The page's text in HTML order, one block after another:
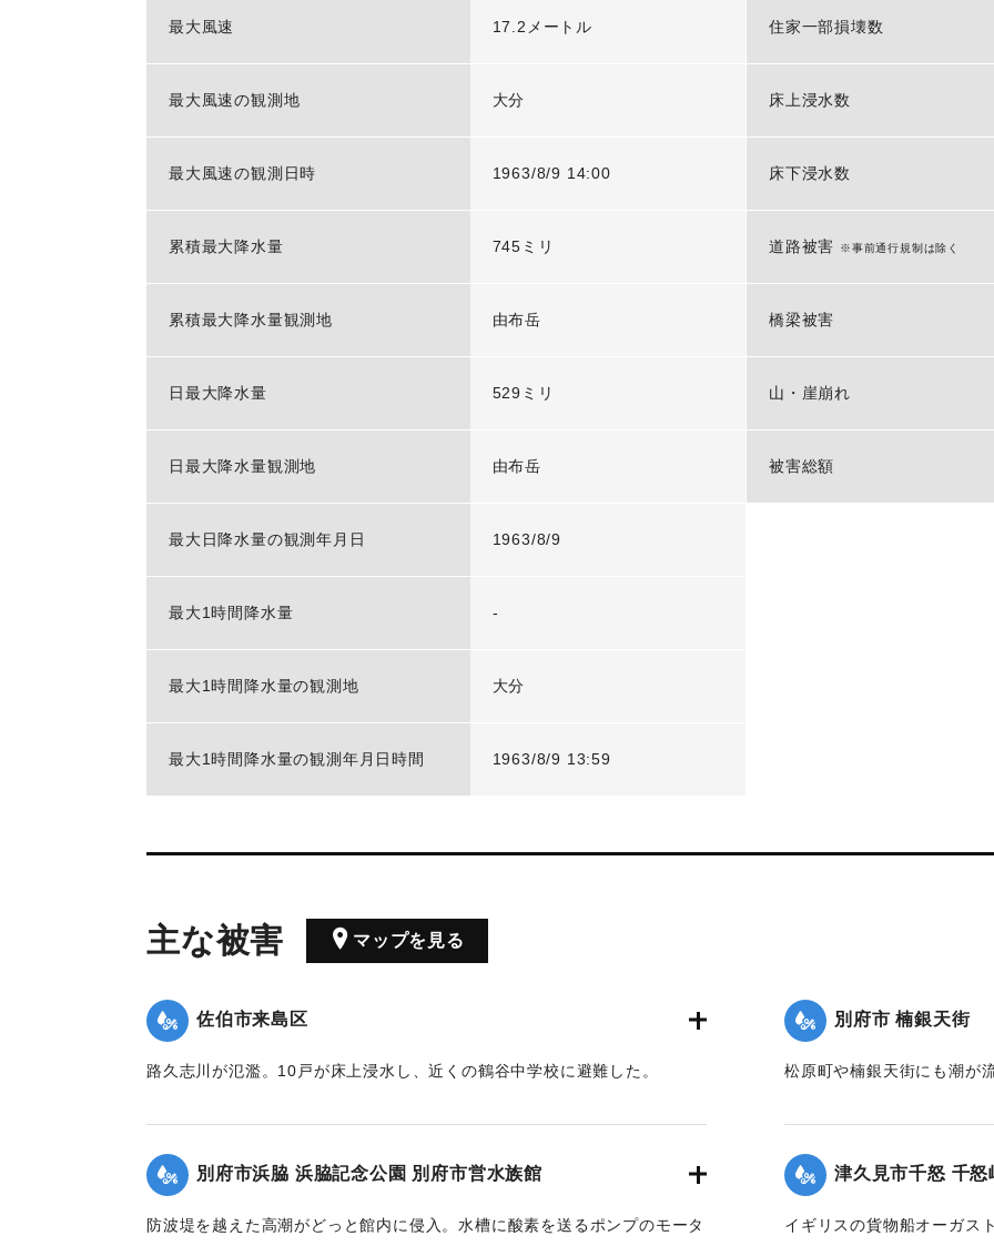
最大風速 17.2メートル
最大風速の観測地 大分
最大風速の観測日時 1963/8/9 14:00
累積最大降水量 745ミリ
累積最大降水量観測地 由布岳
日最大降水量 529ミリ
日最大降水量観測地 由布岳
最大日降水量の観測年月日 1963/8/9
最大1時間降水量 -
最大1時間降水量の観測地 大分
最大1時間降水量の観測年月日時間 1963/8/9 13:59
住家一部損壊数
床上浸水数
床下浸水数
道路被害 ※事前通行規制は除く
橋梁被害
山・崖崩れ
被害総額
主な被害 マップを見る
佐伯市来島区
路久志川が氾濫。10戸が床上浸水し、近くの鶴谷中学校に避難した。
｜固有コード: 00699010
別府市 楠銀天街
松原町や楠銀天街にも潮が
｜固有コード:
別府市浜脇 浜脇記念公園 別府市営水族館
防波堤を越えた高潮がどっと館内に侵入。水槽に酸素を送るポンプのモータ
津久見市千怒 千怒
イギリスの貨物船オーガス